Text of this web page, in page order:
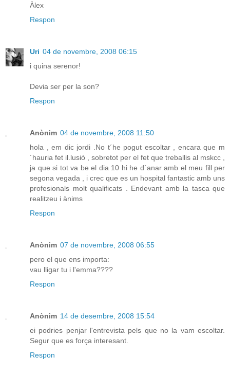
Àlex
Respon
Uri 04 de novembre, 2008 06:15
i quina serenor!
Devia ser per la son?
Respon
Anònim 04 de novembre, 2008 11:50
hola , em dic jordi .No t´he pogut escoltar , encara que m
´hauria fet il.lusió , sobretot per el fet que treballis al mskcc ,
ja que si tot va be el dia 10 hi he d´anar amb el meu fill per
segona vegada , i crec que es un hospital fantastic amb uns
profesionals molt qualificats . Endevant amb la tasca que
realitzeu i ànims
Respon
Anònim 07 de novembre, 2008 06:55
pero el que ens importa:
vau lligar tu i l'emma????
Respon
Anònim 14 de desembre, 2008 15:54
ei podries penjar l'entrevista pels que no la vam escoltar.
Segur que es força interesant.
Respon